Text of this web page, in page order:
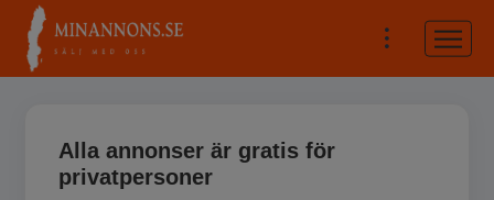
Alla annonser är gratis för
privatpersoner